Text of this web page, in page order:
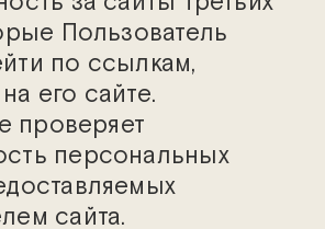
Пользователь
по ссылкам,
его сайте.
проверяет
персональных
сайта.